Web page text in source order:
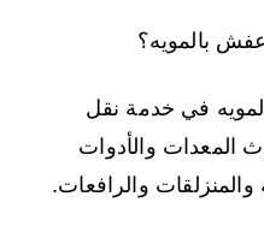
بالمويه؟
في خدمة نقل
المعدات والأدوات
والمنزلقات والرافعات.